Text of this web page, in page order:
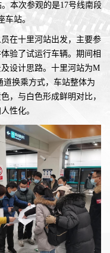
本次参观的是17号线南段
车站。
在十里河站出发，主要参
验了试运行车辆。期间相
设计思路。十里河站为M
道换乘方式，车站整体为
，与白色形成鲜明对比，
性化。